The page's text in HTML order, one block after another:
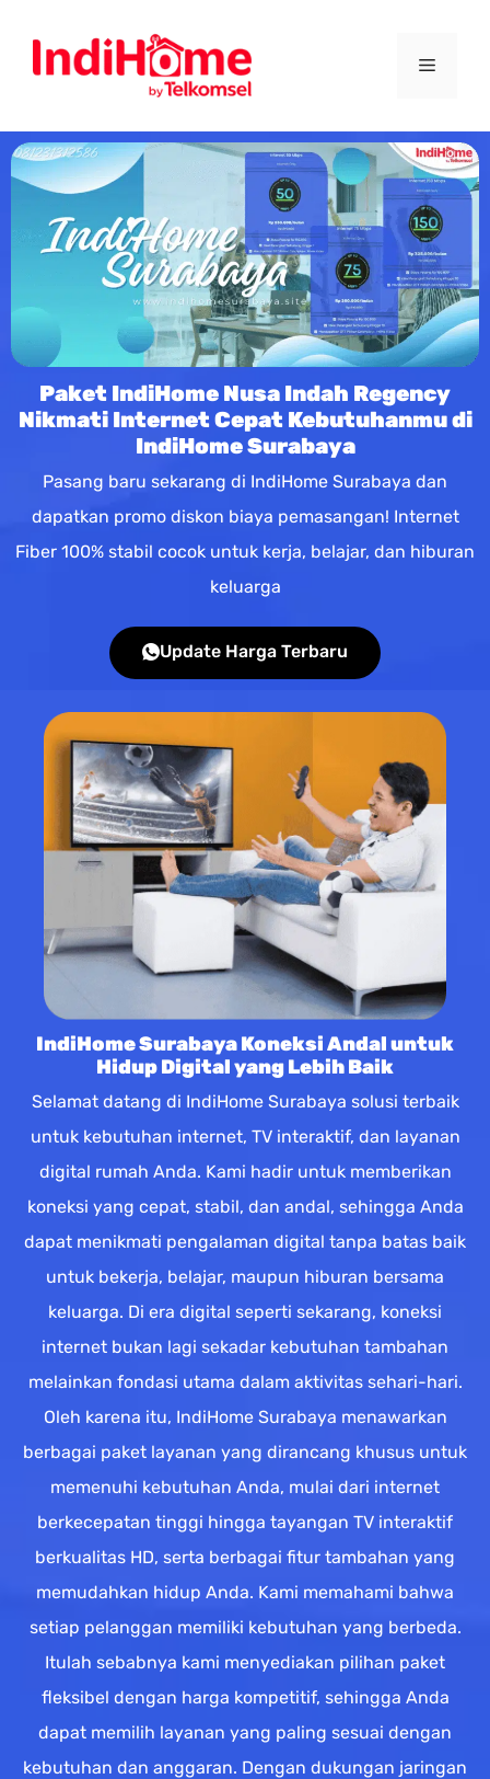
Paket IndiHome Nusa Indah Regency
Nikmati Internet Cepat Kebutuhanmu di
IndiHome Surabaya
Pasang baru sekarang di IndiHome Surabaya dan
dapatkan promo diskon biaya pemasangan! Internet
Fiber 100% stabil cocok untuk kerja, belajar, dan hiburan
keluarga
Update Harga Terbaru
IndiHome Surabaya Koneksi Andal untuk
Hidup Digital yang Lebih Baik
Selamat datang di IndiHome Surabaya solusi terbaik
untuk kebutuhan internet, TV interaktif, dan layanan
digital rumah Anda. Kami hadir untuk memberikan
koneksi yang cepat, stabil, dan andal, sehingga Anda
dapat menikmati pengalaman digital tanpa batas baik
untuk bekerja, belajar, maupun hiburan bersama
keluarga. Di era digital seperti sekarang, koneksi
internet bukan lagi sekadar kebutuhan tambahan
melainkan fondasi utama dalam aktivitas sehari-hari.
Oleh karena itu, IndiHome Surabaya menawarkan
berbagai paket layanan yang dirancang khusus untuk
memenuhi kebutuhan Anda, mulai dari internet
berkecepatan tinggi hingga tayangan TV interaktif
berkualitas HD, serta berbagai fitur tambahan yang
memudahkan hidup Anda. Kami memahami bahwa
setiap pelanggan memiliki kebutuhan yang berbeda.
Itulah sebabnya kami menyediakan pilihan paket
fleksibel dengan harga kompetitif, sehingga Anda
dapat memilih layanan yang paling sesuai dengan
kebutuhan dan anggaran. Dengan dukungan jaringan